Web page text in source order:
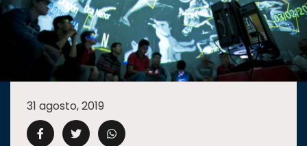
SECCIONES
ACADEMIA
CAMPUS UANL
31 agosto, 2019